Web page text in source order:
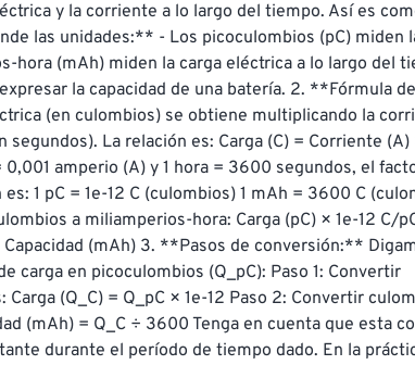
y la corriente a lo largo del tiempo. Así es
las unidades:** - Los picoculombios (pC) miden
hora (mAh) miden la carga eléctrica a lo largo del
la capacidad de una batería. 2. **Fórmula de
(en culombios) se obtiene multiplicando la
La relación es: Carga (C) = Corriente (A)
amperio (A) y 1 hora = 3600 segundos, el
1 pC = 1e-12 C (culombios) 1 mAh = 3600 C
a miliamperios-hora: Carga (pC) × 1e-12 C/
(mAh) 3. **Pasos de conversión:**
carga en picoculombios (Q_pC): Paso 1: Convertir
(Q_C) = Q_pC × 1e-12 Paso 2: Convertir
(mAh) = Q_C ÷ 3600 Tenga en cuenta que esta
durante el período de tiempo dado. En la